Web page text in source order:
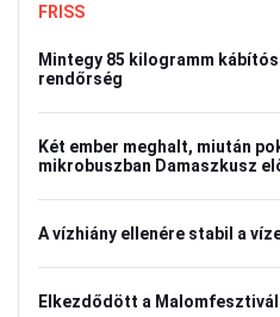
FRISS
Mintegy 85 kilogramm
rendőrség
Két ember meghalt, miután
mikrobuszban Damaszkusz
A vízhiány ellenére stabil a
Elkezdődött a Malomfesztivál